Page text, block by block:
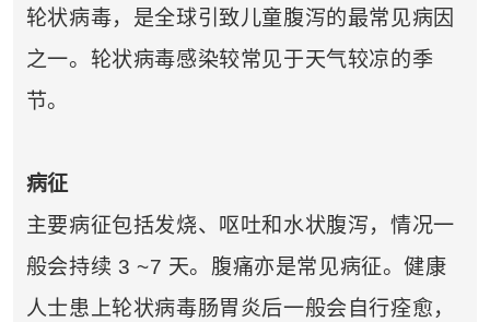
轮状病毒，是全球引致儿童腹泻的最常见病因
之一。轮状病毒感染较常见于天气较凉的季
节。
病征
主要病征包括发烧、呕吐和水状腹泻，情况一
般会持续 3 ~7 天。腹痛亦是常见病征。健康
人士患上轮状病毒肠胃炎后一般会自行痊愈，